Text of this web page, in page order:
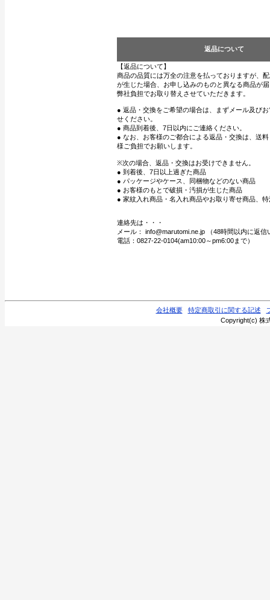
返品について
【返品について】
商品の品質には万全の注意を払っておりますが、
が生じた場合、お申し込みのものと異なる商品が
弊社負担でお取り替えさせていただきます。
● 返品・交換をご希望の場合は、まずメール及び
せください。
● 商品到着後、7日以内にご連絡ください。
● なお、お客様のご都合による返品・交換は、送
様ご負担でお願いします。
※次の場合、返品・交換はお受けできません。
● 到着後、7日以上過ぎた商品
● パッケージやケース、同梱物などのない商品
● お客様のもとで破損・汚損が生じた商品
● 家紋入れ商品・名入れ商品やお取り寄せ商品、
連絡先は・・・
メール： info@marutomi.ne.jp （48時間以内に返信
電話：0827-22-0104(am10:00～pm6:00まで）
会社概要 特定商取引に関する記述
Copyright(c) 株